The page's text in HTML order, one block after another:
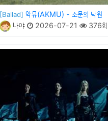
[Ballad] 악뮤(AKMU) - 소문의 낙원
나야
2026-07-21 376회